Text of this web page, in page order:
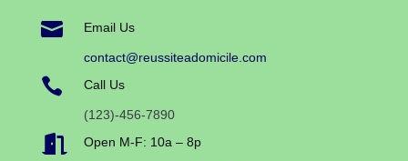
 Email Us
contact@reussiteadomicile.com
 Call Us
(123)-456-7890
 Open M-F: 10a – 8p